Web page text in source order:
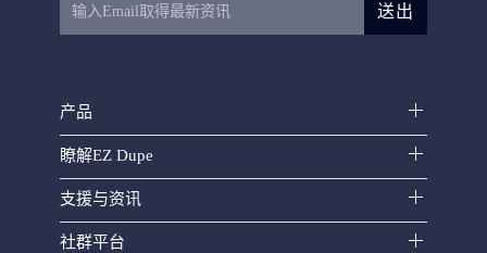
HD Leopardo硬盘拷贝机
送出
产品
瞭解EZ Dupe
支援与资讯
社群平台